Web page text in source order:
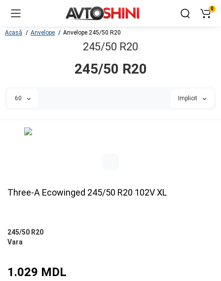
0
Acasă Anvelope Anvelope 245/50 R20
245/50 R20
245/50 R20
60 Implicit
Three-A Ecowinged 245/50 R20 102V XL
245/50 R20
Vara
1.029 MDL